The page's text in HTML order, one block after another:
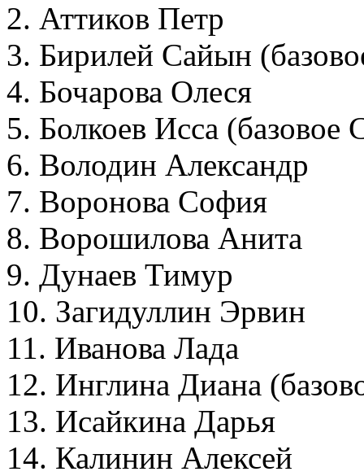
2. Аттиков Петр
3. Бирилей Сайын
4. Бочарова Олеся
5. Болкоев Исса
6. Володин Александр
7. Воронова София
8. Ворошилова Анита
9. Дунаев Тимур
10. Загидуллин Эрвин
11. Иванова Лада
12. Инглина Диана
13. Исайкина Дарья
14. Калинин Алексей